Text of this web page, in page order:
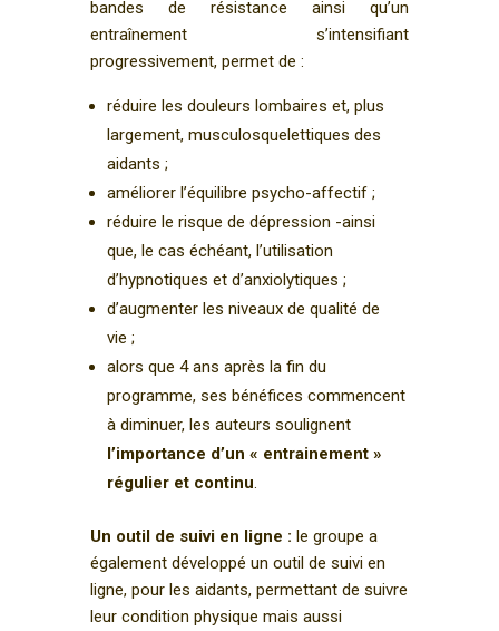
bandes de résistance ainsi qu’un
entraînement s’intensifiant
progressivement, permet de :
réduire les douleurs lombaires et, plus
largement, musculosquelettiques des
aidants ;
améliorer l’équilibre psycho-affectif ;
réduire le risque de dépression -ainsi
que, le cas échéant, l’utilisation
d’hypnotiques et d’anxiolytiques ;
d’augmenter les niveaux de qualité de
vie ;
alors que 4 ans après la fin du
programme, ses bénéfices commencent
à diminuer, les auteurs soulignent
l’importance d’un « entrainement »
régulier et continu.
Un outil de suivi en ligne : le groupe a
également développé un outil de suivi en
ligne, pour les aidants, permettant de suivre
leur condition physique mais aussi